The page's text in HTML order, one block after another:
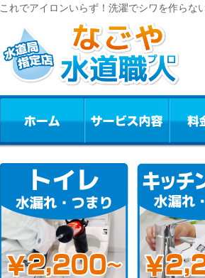
これでアイロンいらず！洗濯でシワを作ら